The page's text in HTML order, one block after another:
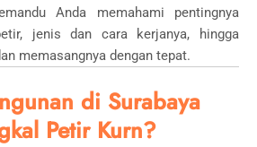
Anda memahami pentingnya
jenis dan cara kerjanya, hingga
memasangnya dengan tepat.
di Surabaya
Petir Kurn?